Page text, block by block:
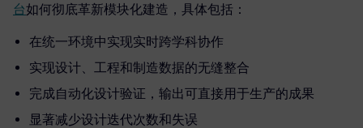
台如何彻底革新模块化建造，具体包括：
在统一环境中实现实时跨学科协作
实现设计、工程和制造数据的无缝整合
完成自动化设计验证，输出可直接用于生产的成果
显著减少设计迭代次数和失误